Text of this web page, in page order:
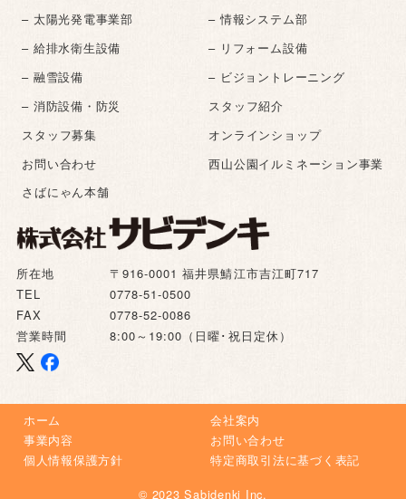
所在地
〒916-0001 福井県鯖江市吉江町717
TEL
0778-51-0500
FAX
0778-52-0086
営業時間
8:00～19:00（日曜･祝日定休）
– 太陽光発電事業部
– 情報システム部
– 給排水衛生設備
– リフォーム設備
– 融雪設備
– ビジョントレーニング
– 消防設備・防災
スタッフ紹介
スタッフ募集
オンラインショップ
お問い合わせ
西山公園イルミネーション事業
さばにゃん本舗
ホーム
会社案内
事業内容
お問い合わせ
個人情報保護方針
特定商取引法に基づく表記
© 2023 Sabidenki Inc.